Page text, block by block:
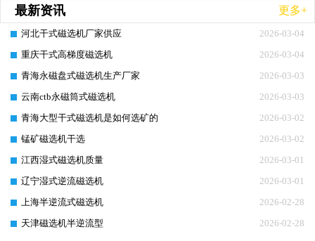
最新资讯 更多+
2026-03-04
河北干式磁选机厂家供应
2026-03-04
重庆干式高梯度磁选机
2026-03-03
青海永磁盘式磁选机生产厂家
2026-03-03
云南ctb永磁筒式磁选机
2026-03-02
青海大型干式磁选机是如何选矿的
2026-03-02
锰矿磁选机干选
2026-03-01
江西湿式磁选机质量
2026-03-01
辽宁湿式逆流磁选机
2026-02-28
上海半逆流式磁选机
2026-02-28
天津磁选机半逆流型